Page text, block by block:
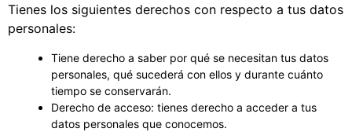
Tienes los siguientes derechos con respecto a tus datos
personales:
Tiene derecho a saber por qué se necesitan tus datos
personales, qué sucederá con ellos y durante cuánto
tiempo se conservarán.
Derecho de acceso: tienes derecho a acceder a tus
datos personales que conocemos.